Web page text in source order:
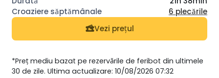
6 plecările
Vezi prețul
*Preț mediu bazat pe rezervările de feribot din ultimele
30 de zile. Ultima actualizare: 10/08/2026 07:32